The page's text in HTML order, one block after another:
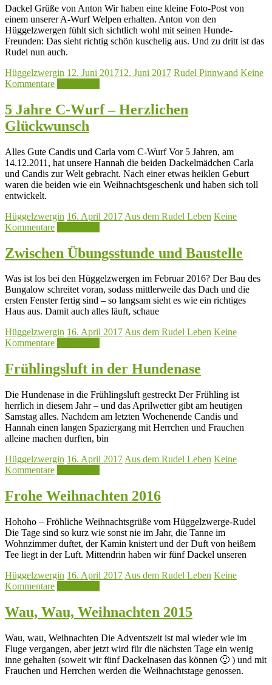
Dackel Grüße von Anton Wir haben eine kleine Foto-Post von
einem unserer A-Wurf Welpen erhalten. Anton von den
Hüggelzwergen fühlt sich sichtlich wohl mit seinen Hunde-
Freunden: Das sieht richtig schön kuschelig aus. Und zu dritt ist das
Rudel nun auch.
Hüggelzwergin 12. Juni 201712. Juni 2017 Rudel Pinnwand Keine
Kommentare
5 Jahre C-Wurf – Herzlichen
Glückwunsch
Alles Gute Candis und Carla vom C-Wurf Vor 5 Jahren, am
14.12.2011, hat unsere Hannah die beiden Dackelmädchen Carla
und Candis zur Welt gebracht. Nach einer etwas heiklen Geburt
waren die beiden wie ein Weihnachtsgeschenk und haben sich toll
entwickelt.
Hüggelzwergin 16. April 2017 Aus dem Rudel Leben Keine
Kommentare
Zwischen Übungsstunde und Baustelle
Was ist los bei den Hüggelzwergen im Februar 2016? Der Bau des
Bungalow schreitet voran, sodass mittlerweile das Dach und die
ersten Fenster fertig sind – so langsam sieht es wie ein richtiges
Haus aus. Damit auch alles läuft, schaue
Hüggelzwergin 16. April 2017Aus dem Rudel Leben Keine
Kommentare
Frühlingsluft in der Hundenase
Die Hundenase in die Frühlingsluft gestreckt Der Frühling ist
herrlich in diesem Jahr – und das Aprilwetter gibt am heutigen
Samstag alles. Nachdem am letzten Wochenende Candis und
Hannah einen langen Spaziergang mit Herrchen und Frauchen
alleine machen durften, bin
Hüggelzwergin 16. April 2017 Aus dem Rudel Leben Keine
Kommentare
Frohe Weihnachten 2016
Hohoho – Fröhliche Weihnachtsgrüße vom Hüggelzwerge-Rudel
Die Tage sind so kurz wie sonst nie im Jahr, die Tanne im
Wohnzimmer duftet, der Kamin knistert und der Duft von heißem
Tee liegt in der Luft. Mittendrin haben wir fünf Dackel unseren
Hüggelzwergin 16. April 2017 Aus dem Rudel Leben Keine
Kommentare
Wau, Wau, Weihnachten 2015
Wau, wau, Weihnachten Die Adventszeit ist mal wieder wie im
Fluge vergangen, aber jetzt wird für die nächsten Tage ein wenig
inne gehalten (soweit wir fünf Dackelnasen das können 🙂 ) und mit
Frauchen und Herrchen werden die Weihnachtstage genossen.